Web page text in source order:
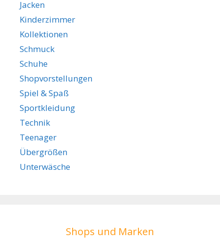
Jacken
Kinderzimmer
Kollektionen
Schmuck
Schuhe
Shopvorstellungen
Spiel & Spaß
Sportkleidung
Technik
Teenager
Übergrößen
Unterwäsche
Shops und Marken